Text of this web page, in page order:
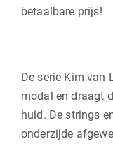
betaalbare prijs!
De serie Kim van
modal en draagt
huid. De strings
onderzijde